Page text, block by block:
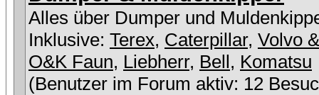
Alles über Dumper und
Inklusive: Terex, Caterpillar, Volvo
O&K Faun, Liebherr, Bell, Komatsu
(Benutzer im Forum aktiv: 12